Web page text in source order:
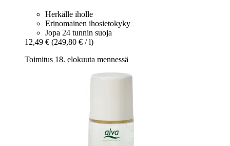
Herkälle iholle
Erinomainen ihosietokyky
Jopa 24 tunnin suoja
12,49 € (249,80 € / l)
Toimitus 18. elokuuta mennessä